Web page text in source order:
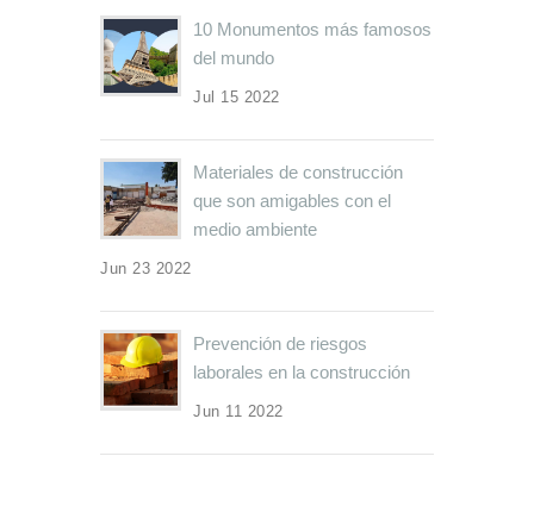
10 Monumentos más famosos
del mundo
Jul 15 2022
Materiales de construcción
que son amigables con el
medio ambiente
Jun 23 2022
Prevención de riesgos
laborales en la construcción
Jun 11 2022